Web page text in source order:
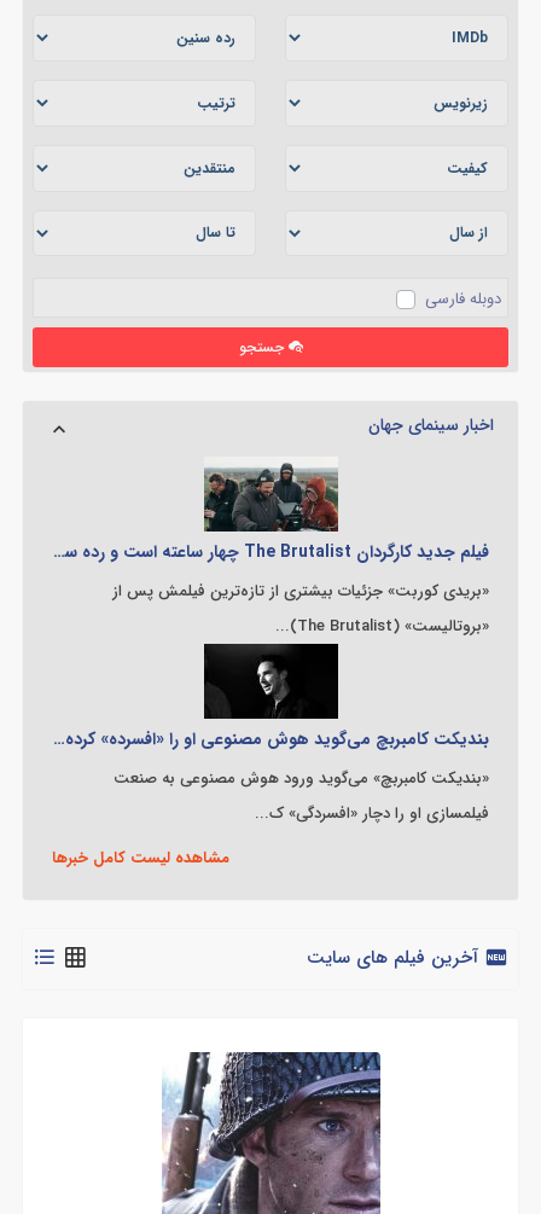
دوبله فارسی
جستجو
اخبار سینمای جهان
فیلم جدید کارگردان The Brutalist چهار ساعته است و رده سنی X خواهد داشت
«بریدی کوربت» جزئیات بیشتری از تازه‌ترین فیلمش پس از
«بروتالیست» (The Brutalist)...
بندیکت کامبربچ می‌گوید هوش مصنوعی او را «افسرده» کرده است
«بندیکت کامبربچ» می‌گوید ورود هوش مصنوعی به صنعت
فیلمسازی او را دچار «افسردگی» ک...
مشاهده لیست کامل خبرها
آخرین فیلم های سایت